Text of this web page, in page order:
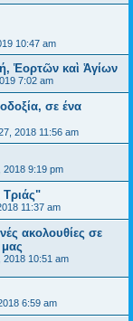
10:47 am
Ἑορτῶν καὶ Ἁγίων
7:02 am
σε ένα
2018 11:56 am
9:19 pm
11:37 am
ακολουθίες σε
μας
2018 10:51 am
6:59 am